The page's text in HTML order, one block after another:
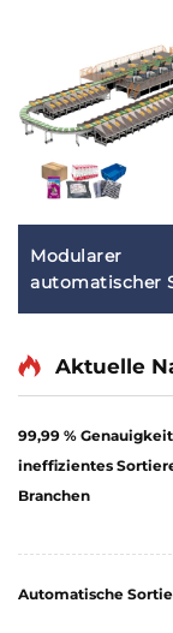
Modularer
automatischer
Aktuelle
99,99 %
ineffizientes
Branchen
Automatische